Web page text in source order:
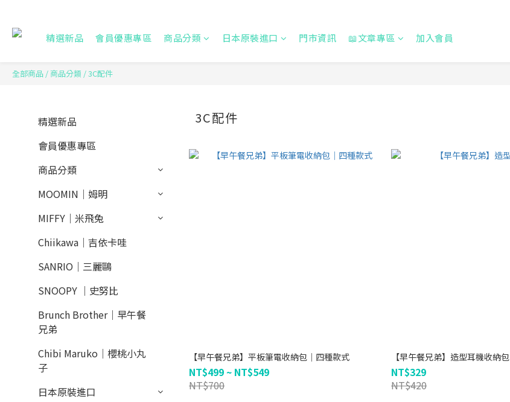
精選新品 會員優惠專區 商品分類 日本原裝進口 門市資訊 📖文章專區 加入會員
全部商品 /商品分類 /3C配件
精選新品
會員優惠專區
商品分類
MOOMIN｜姆明
MIFFY｜米飛兔
Chiikawa｜吉依卡哇
SANRIO｜三麗鷗
SNOOPY ｜史努比
Brunch Brother｜早午餐
兄弟
Chibi Maruko｜櫻桃小丸
子
日本原裝進口
3C配件
【早午餐兄弟】平板筆電收納包｜四種款式
NT$499 ~ NT$549
NT$700
【早午餐兄弟】造型耳機收納包
NT$329
NT$420